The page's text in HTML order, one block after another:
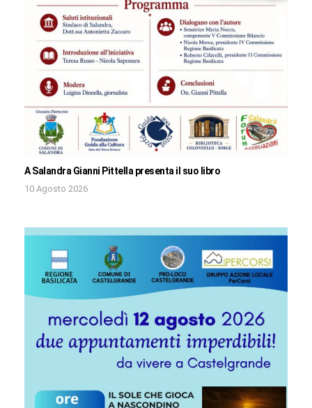
A Salandra Gianni Pittella presenta il suo libro
10 Agosto 2026